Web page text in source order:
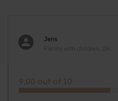
Jens
Family with children, DK
9,00 out of 10